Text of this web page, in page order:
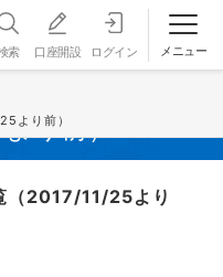
索 口座開設 ログイン メニュー
知らせ一覧
り前）
より前）
（2017/11/25より